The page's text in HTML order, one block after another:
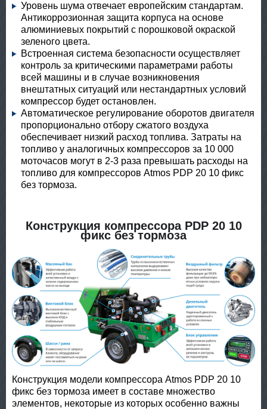
Уровень шума отвечает европейским стандартам.
Антикоррозионная защита корпуса на основе
алюминиевых покрытий с порошковой окраской
зеленого цвета.
Встроенная система безопасности осуществляет
контроль за критическими параметрами работы
всей машины и в случае возникновения
внештатных ситуаций или нестандартных условий
компрессор будет остановлен.
Автоматическое регулирование оборотов двигателя
пропорционально отбору сжатого воздуха
обеспечивает низкий расход топлива. Затраты на
топливо у аналогичных компрессоров за 10 000
моточасов могут в 2-3 раза превышать расходы на
топливо для компрессоров Atmos PDP 20 10 фикс
без тормоза.
Конструкция компрессора PDP 20 10
фикс без тормоза
Конструкция модели компрессора Atmos PDP 20 10
фикс без тормоза имеет в составе множество
элементов, некоторые из которых особенно важны